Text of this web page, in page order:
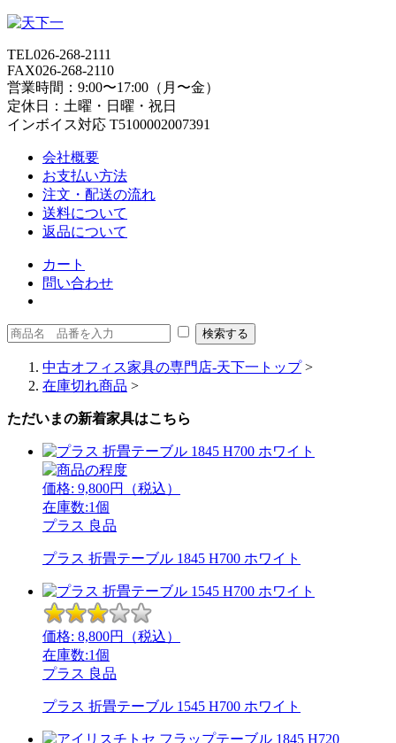
TEL026-268-2111
FAX026-268-2110
営業時間：9:00〜17:00（月〜金）
定休日：土曜・日曜・祝日
インボイス対応 T5100002007391
会社概要
お支払い方法
注文・配送の流れ
送料について
返品について
カート
問い合わせ
中古オフィス家具の専門店-天下一トップ>
在庫切れ商品 >
ただいまの新着家具はこちら
価格: 9,800円（税込）
在庫数:1個
プラス 良品
プラス 折畳テーブル 1845 H700 ホワイト
価格: 8,800円（税込）
在庫数:1個
プラス 良品
プラス 折畳テーブル 1545 H700 ホワイト